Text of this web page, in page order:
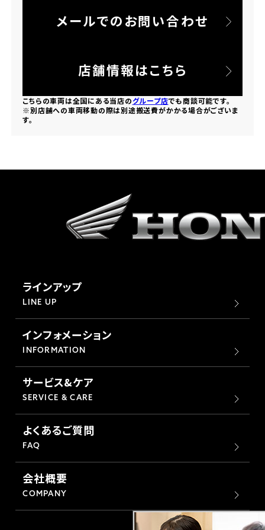
メールでのお問い合わせ
店舗情報はこちら
こちらの車両は全国にある当店のグループ店でも商談可能です。
※別店舗への車両移動の際は別途搬送費がかかる場合がございま
す。
ラインアップ
LINE UP
インフォメーション
INFORMATION
サービス&ケア
SERVICE & CARE
よくあるご質問
FAQ
会社概要
COMPANY
ホンダドリーム 所沢